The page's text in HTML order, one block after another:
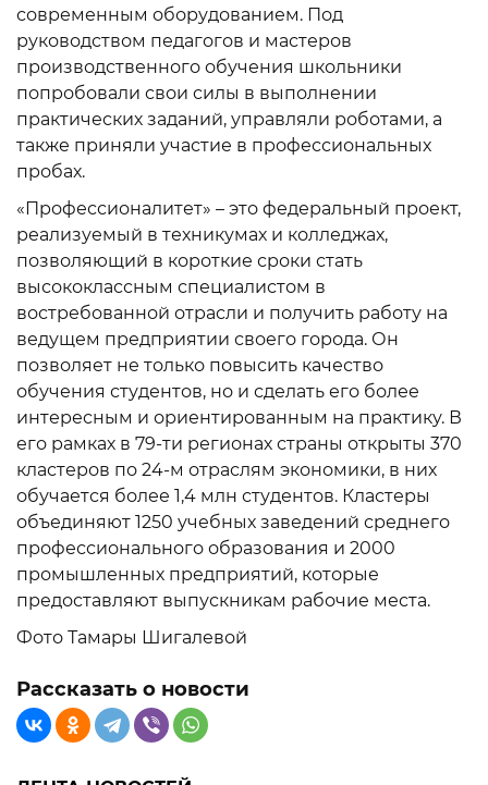
современным оборудованием. Под
руководством педагогов и мастеров
производственного обучения школьники
попробовали свои силы в выполнении
практических заданий, управляли роботами, а
также приняли участие в профессиональных
пробах.
«Профессионалитет» – это федеральный проект,
реализуемый в техникумах и колледжах,
позволяющий в короткие сроки стать
высококлассным специалистом в
востребованной отрасли и получить работу на
ведущем предприятии своего города. Он
позволяет не только повысить качество
обучения студентов, но и сделать его более
интересным и ориентированным на практику. В
его рамках в 79-ти регионах страны открыты 370
кластеров по 24-м отраслям экономики, в них
обучается более 1,4 млн студентов. Кластеры
объединяют 1250 учебных заведений среднего
профессионального образования и 2000
промышленных предприятий, которые
предоставляют выпускникам рабочие места.
Фото Тамары Шигалевой
Рассказать о новости